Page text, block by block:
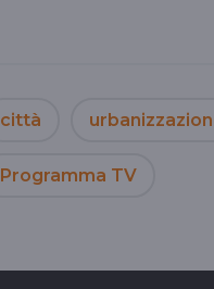
città
Programma TV